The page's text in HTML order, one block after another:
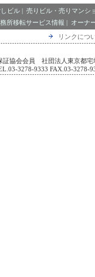
ビル | 売りビル・売りマンシ
所移転サービス情報 | オーナ
リンクにつ
協会会員 社団法人東京都宅
3278-9333 FAX.03-3278-